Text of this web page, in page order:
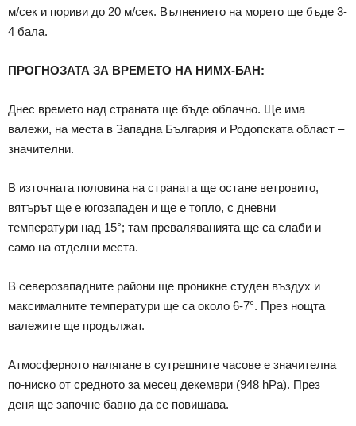
м/сек и пориви до 20 м/сек. Вълнението на морето ще бъде 3-
4 бала.
ПРОГНОЗАТА ЗА ВРЕМЕТО НА НИМХ-БАН:
Днес времето над страната ще бъде облачно. Ще има
валежи, на места в Западна България и Родопската област –
значителни.
В източната половина на страната ще остане ветровито,
вятърът ще е югозападен и ще е топло, с дневни
температури над 15°; там преваляванията ще са слаби и
само на отделни места.
В северозападните райони ще проникне студен въздух и
максималните температури ще са около 6-7°. През нощта
валежите ще продължат.
Атмосферното налягане в сутрешните часове е значителна
по-ниско от средното за месец декември (948 hPa). През
деня ще започне бавно да се повишава.